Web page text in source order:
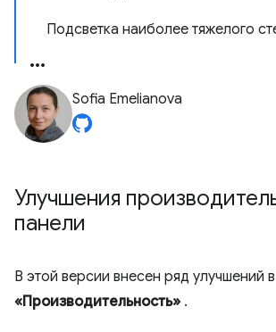
Подсветка наиболее тяжелого
Sofia Emelianova
Улучшения
панели
В этой версии внесен ряд улучшений
«Производительность» .